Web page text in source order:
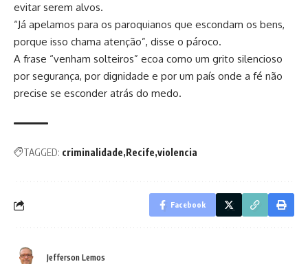
evitar serem alvos.
“Já apelamos para os paroquianos que escondam os bens,
porque isso chama atenção”, disse o pároco.
A frase “venham solteiros” ecoa como um grito silencioso
por segurança, por dignidade e por um país onde a fé não
precise se esconder atrás do medo.
TAGGED: criminalidade Recife violencia
Facebook
Jefferson Lemos